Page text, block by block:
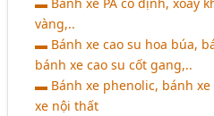
vàng,..
▬ Bánh xe cao su hoa búa,
bánh xe cao su cốt gang,..
▬ Bánh xe phenolic, bánh
xe nội thất